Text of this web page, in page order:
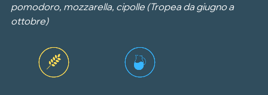
pomodoro, mozzarella, cipolle (Tropea da giugno a
ottobre)